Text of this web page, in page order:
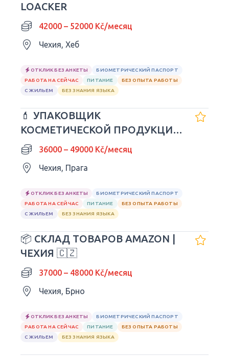
LOACKER
42000 – 52000 Kč/месяц
Чехия, Хеб
ОТКЛИК БЕЗ АНКЕТЫ
БИОМЕТРИЧЕСКИЙ ПАСПОРТ
РАБОТА НА СЕЙЧАС
ПИТАНИЕ
БЕЗ ОПЫТА РАБОТЫ
С ЖИЛЬЕМ
БЕЗ ЗНАНИЯ ЯЗЫКА
💄 УПАКОВЩИК
КОСМЕТИЧЕСКОЙ ПРОДУКЦИИ
MAYBELLINE |
36000 – 49000 Kč/месяц
Чехия, Прага
ОТКЛИК БЕЗ АНКЕТЫ
БИОМЕТРИЧЕСКИЙ ПАСПОРТ
РАБОТА НА СЕЙЧАС
ПИТАНИЕ
БЕЗ ОПЫТА РАБОТЫ
С ЖИЛЬЕМ
БЕЗ ЗНАНИЯ ЯЗЫКА
📦 СКЛАД ТОВАРОВ AMAZON |
ЧЕХИЯ 🇨🇿
37000 – 48000 Kč/месяц
Чехия, Брно
ОТКЛИК БЕЗ АНКЕТЫ
БИОМЕТРИЧЕСКИЙ ПАСПОРТ
РАБОТА НА СЕЙЧАС
ПИТАНИЕ
БЕЗ ОПЫТА РАБОТЫ
С ЖИЛЬЕМ
БЕЗ ЗНАНИЯ ЯЗЫКА